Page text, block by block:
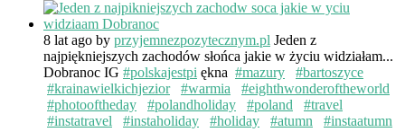
8 lat ago by przyjemnezpozytecznym.pl Jeden z
najpiękniejszych zachodów słońca jakie w życiu widziałam...
Dobranoc IG #polskajestpi ękna #mazury
#bartoszyce
#krainawielkichjezior
#warmia
#eighthwonderoftheworld
#photooftheday
#polandholiday #poland
#travel
#instatravel
#instaholiday #holiday #atumn
#instaatumn